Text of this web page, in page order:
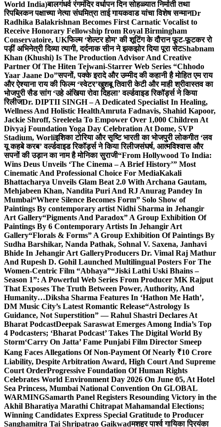
World India)बालगंधर्व रंगमंदिर वर्धापन दिन सोहळ्यात निर्माती तथा
रिपब्लिकन पक्षाच्या नेत्या संघमित्रा ताई गायकवाड यांचा विशेष सन्मानDr
Radhika Balakrishnan Becomes First Carnatic Vocalist to
Receive Honorary Fellowship from Royal Birmingham
Conservatoire, UKफिल्म ‘शेल्टर होम’ की शूटिंग के दौरान फूट-फूटकर रो
पड़ीं अभिनेत्री दिव्या त्यागी, दर्दनाक सीन ने झकझोर दिया पूरा सेटShabnam
Khan (Khushi) Is The Production Advisor And Creative
Partner Of The Hiten Tejwani-Starrer Web Series “Chhodo
Yaar Jaane Do”सपनों, पक्के इरादे और उम्मीद की कहानी है मोहित एम राय
और ऐश्याना राय की फिल्म ‘स्वेटर’खुशबू तिवारी केटी और माही श्रीवास्तव का
भोजपुरी सैड सांग ‘उहे अंखिया रोवा दिहला’ वर्ल्डवाइड रिकॉर्ड्स ने किया
रिलीजDr. DIPTII SINGH – A Dedicated Specialist In Healing,
Wellness And Holistic HealthAmruta Fadnavis, Shahid Kapoor,
Jackie Shroff, Sreeleela To Empower Over 1,000 Children At
Divyaj Foundation Yoga Day Celebration At Dome, SVP
Stadium, Worliइशिका टोरिया और सृष्टि भारती का भोजपुरी लोकगीत ‘लव
यू कहबे करब’ वर्ल्डवाइड रिकॉर्ड्स ने किया रिलीजसंघर्ष, आत्मविश्वास और
सपनों की उड़ान का नाम है मोनिका सुराजी“From Hollywood To India:
Wins Deus Unveils ‘The Cinema – A Brief History’” Most
Cinematic And Professional Choice For MediaKakali
Bhattacharya Unveils Glam Beat 2.0 With Archana Gautam,
Mehjabeen Khan, Nandita Puri And RJ Anurag Pandey In
Mumbai“Where Silence Becomes Form” Solo Show of
Paintings By contemporary artist Nidhi Sharma in Jehangir
Art Gallery“Pigments And Paradox” A Group Exhibition Of
Paintings By 6 Contemporary Artists In Jehangir Art
Gallery“Florals & Forms” A Group Exhibition Of Paintings By
Sudha Barshikar, Nanda Pathak, Sohnal V. Saxena, Janhavi
Bhide In Jehangir Art GalleryProducers Dr. Vimal Raj Mathur
And Rupesh D. Gohil Launched Multilingual Posters For The
Women-Centric Film “Abhaya”“Jiski Lathi Uski Bhains –
Season 1”: A Powerful Web Series From Producer MK Rajput
That Exposes The Truth Between Power, Authority, And
Humanity…Diksha Sharma Features In ‘Hathon Me Hath’,
DM Music City’s Latest Romantic Release“Astrology Is
Guidance, Not Superstition” — Rahul Shastri Declares At
Bharat PodcastDeepak Saraswat Emerges Among India’s Top
4 Podcasters; ‘Bharat Podcast’ Takes The Digital World By
Storm‘Carry On Jatta’ Fame Punjabi Film Director Smeep
Kang Faces Allegations Of Non-Payment Of Nearly ₹10 Crore
Liability, Despite Arbitration Award, High Court And Supreme
Court OrderProgressive Foundation Of Human Rights
Celebrates World Environment Day 2026 On June 05, At Hotel
Sea Princess, Mumbai National Convention On GLOBAL
WARMINGSamarth Panel Registers Resounding Victory in the
Akhil Bharatiya Marathi Chitrapat Mahamandal Elections;
Winning Candidates Express Special Gratitude to Producer
Sanghamitra Tai Shripatrao Gaikwadमशहूर पार्श्व गायिका प्रियंका